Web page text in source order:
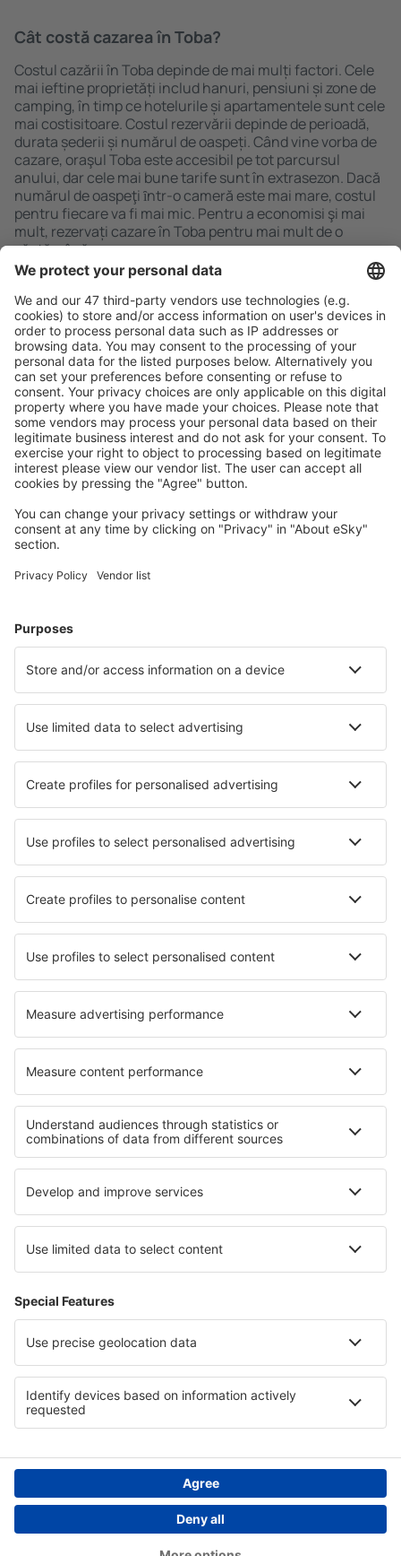
Cât costă cazarea în Toba?
Costul cazării în Toba depinde de mai mulți factori. Cele
mai ieftine proprietăți includ hanuri, pensiuni și zone de
camping, în timp ce hotelurile și apartamentele sunt cele
mai costisitoare. Costul rezervării depinde de perioadă,
durata șederii și numărul de oaspeți. Când vine vorba de
cazare, oraşul Toba este accesibil pe tot parcursul
anului, dar cele mai bune tarife sunt în extrasezon. Dacă
numărul de oaspeţi ȋntr-o cameră este mai mare, costul
pentru fiecare va fi mai mic. Pentru a economisi şi mai
mult, rezervați cazare în Toba pentru mai mult de o
săptămână.
Caută rapid şi uşor
Ofertă adaptată aşteptărilor tale.
Planifică ȋn siguranţă
Rezervare fără griji cu opțiune gratuită de anulare.
Economiseşte mai mult
Prețuri atractive și oferte speciale pentru utilizatorii
conectați.
Cazarea preferată
Cele mai căutate cazări de către utilizatorii eSky
Cazare în Japonia - Orașe populare
Cazare în Tokyo Cazare în Sapporo Cazare în Kyoto
Cazare în Matsuyama Cazare în Nasushiobara
Cazare în Ueda Cazare în Kobe Cazare în Naha
Cele mai bune locuri de cazare - orașe
Cazare în Galdeano Cazare în Summerville
Cazare în Villablino Cazare în Ranohira
Cazare în Lorzweiler Cazare în Livingston
Cazare în Romagnano Sesia Cazare în Stettler
Cele mai bune locuri de cazare - regiuni
Cazare pe Insula Okinawa
Cazare in Hawaii Cazare in Dobrogea